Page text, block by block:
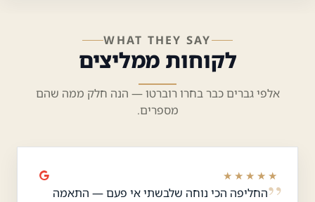
WHAT THEY SAY
לקוחות ממליצים
אלפי גברים כבר בחרו רוברטו — הנה חלק ממה שהם
מספרים.
★★★★★
החליפה הכי נוחה שלבשתי אי פעם — התאמה